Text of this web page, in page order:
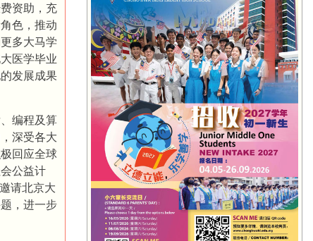
资助，充
色，推动
多大马学
医学毕业
发展成果
编程及算
深受各大
回应全球
公益计
请北京大
，进一步